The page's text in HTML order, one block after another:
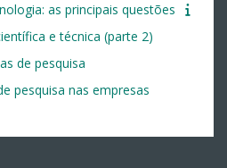
as principais questões
e técnica (parte 2)
de pesquisa
pesquisa nas empresas